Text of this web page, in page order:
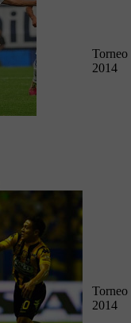
Torneo
2014
Torneo
2014